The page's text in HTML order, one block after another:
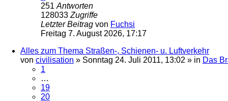
251 Antworten
128033 Zugriffe
Letzter Beitrag von Fuchsi
Freitag 7. August 2026, 17:17
Alles zum Thema Straßen-, Schienen- u. Luftverkehr
von civilisation » Sonntag 24. Juli 2011, 13:02 » in Das
1
…
19
20